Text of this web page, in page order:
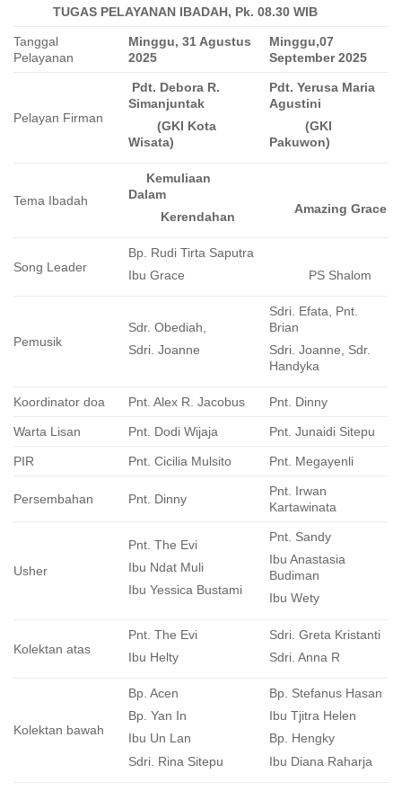
TUGAS PELAYANAN IBADAH, Pk. 08.30 WIB
Tanggal
Pelayanan
Minggu, 31 Agustus
2025
Minggu,07
September 2025
Pelayan Firman
Pdt. Debora R.
Simanjuntak
(GKI Kota
Wisata)
Pdt. Yerusa Maria
Agustini
(GKI
Pakuwon)
Tema Ibadah
Kemuliaan
Dalam
Kerendahan
Amazing Grace
Song Leader
Bp. Rudi Tirta Saputra
Ibu Grace
PS Shalom
Pemusik
Sdr. Obediah,
Sdri. Joanne
Sdri. Efata, Pnt.
Brian
Sdri. Joanne, Sdr.
Handyka
Koordinator doa Pnt. Alex R. Jacobus Pnt. Dinny
Warta Lisan Pnt. Dodi Wijaja Pnt. Junaidi Sitepu
PIR Pnt. Cicilia Mulsito Pnt. Megayenli
Persembahan Pnt. Dinny
Pnt. Irwan
Kartawinata
Usher
Pnt. The Evi
Ibu Ndat Muli
Ibu Yessica Bustami
Pnt. Sandy
Ibu Anastasia
Budiman
Ibu Wety
Kolektan atas
Pnt. The Evi
Ibu Helty
Sdri. Greta Kristanti
Sdri. Anna R
Kolektan bawah
Bp. Acen
Bp. Yan In
Ibu Un Lan
Sdri. Rina Sitepu
Bp. Stefanus Hasan
Ibu Tjitra Helen
Bp. Hengky
Ibu Diana Raharja